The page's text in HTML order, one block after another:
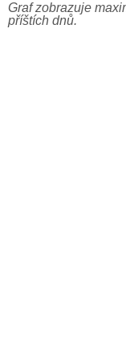
Graf zobrazuje
příštích dnů.